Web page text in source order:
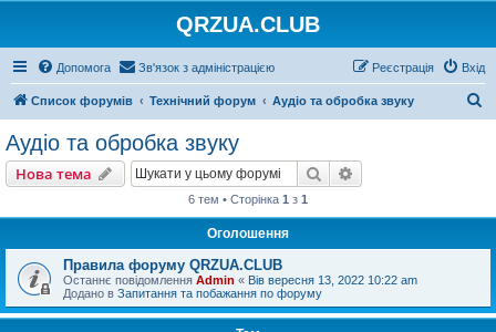
QRZUA.CLUB
Допомога Зв'язок з адміністрацією Вхід
Реєстрація
Список форумів Технічний форум Аудіо та обробка звуку
Аудіо та обробка звуку
Нова тема Пошук
6 тем • Сторінка 1 з 1
Оголошення
Правила форуму QRZUA.CLUB
Останнє повідомлення Admin « Вів вересня 13, 2022 10:22 am
Додано в Запитання та побажання по форуму